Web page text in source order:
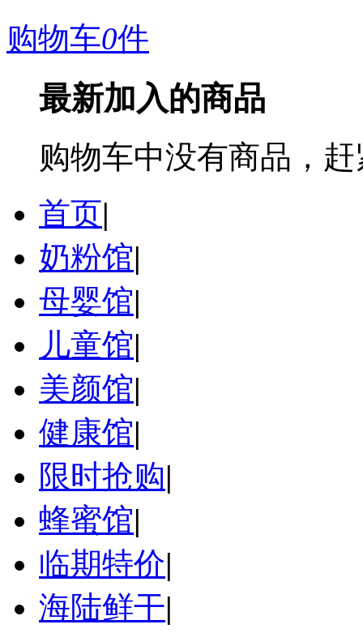
购物车0件
最新加入的商品
购物车中没有商品，
首页|
奶粉馆|
母婴馆|
儿童馆|
美颜馆|
健康馆|
限时抢购|
蜂蜜馆|
临期特价|
海陆鲜干|